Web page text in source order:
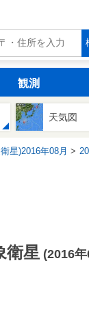
観測
天気図
星)2016年08月
衛星 (2016